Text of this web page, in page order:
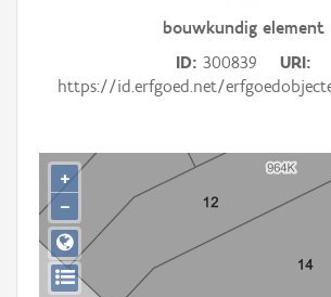
Gebeurtenis
Persoon of collectief
Downloads
bouwkundig element
ID 300839
URI
https://id.erfgoed.net/
+
−